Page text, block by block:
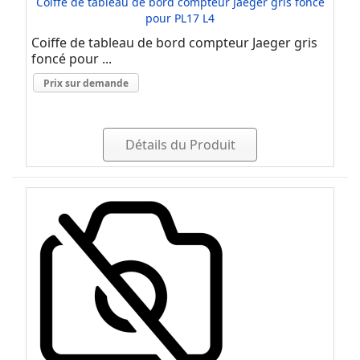
pour PL17 L4
Coiffe de tableau de bord compteur Jaeger gris
foncé pour ...
Prix sur demande
Détails du Produit